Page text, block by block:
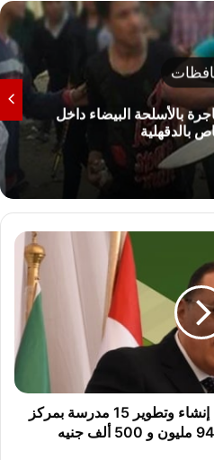
البحر الأبيض المتوسط
الأمواج
محافظ الشرقية يُتابع أعمال إنشاء وتطوير 15 مدرسة بمركز